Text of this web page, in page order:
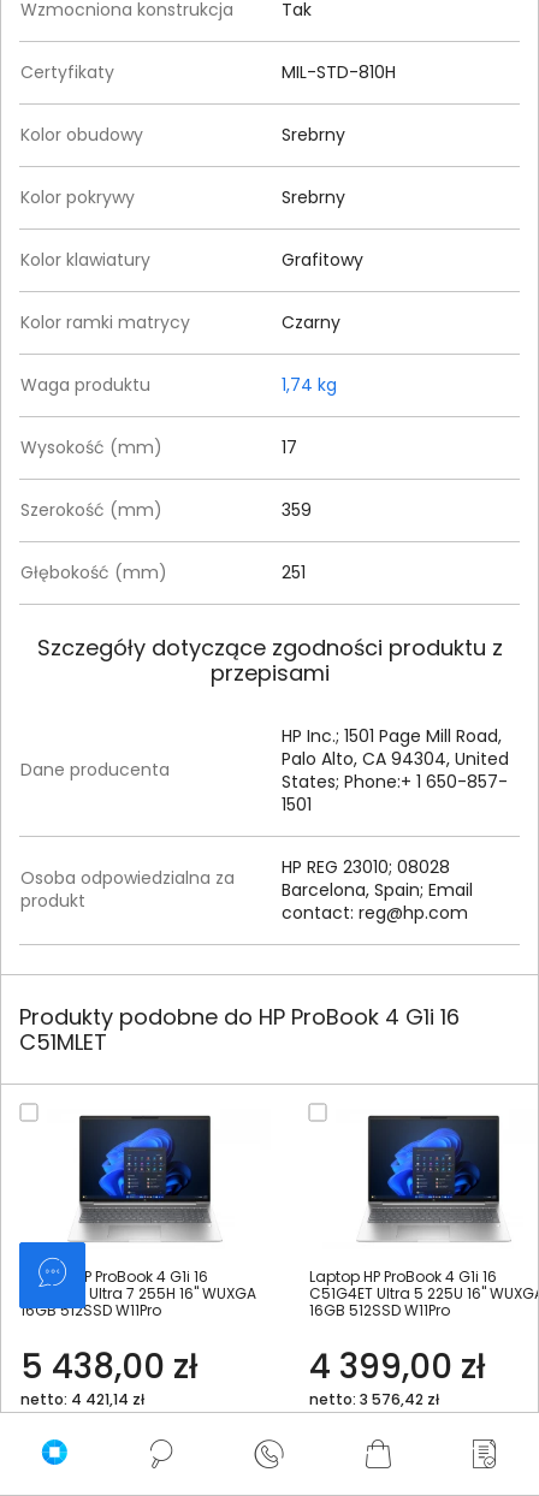
Wzmocniona konstrukcja Tak
Certyfikaty MIL-STD-810H
Kolor obudowy Srebrny
Kolor pokrywy Srebrny
Kolor klawiatury Grafitowy
Kolor ramki matrycy Czarny
Waga produktu 1,74 kg
Wysokość (mm) 17
Szerokość (mm) 359
Głębokość (mm) 251
Szczegóły dotyczące zgodności produktu z
przepisami
Dane producenta
HP Inc.; 1501 Page Mill Road,
Palo Alto, CA 94304, United
States; Phone:+ 1 650-857-
1501
Osoba odpowiedzialna za
produkt
HP REG 23010; 08028
Barcelona, Spain; Email
contact: reg@hp.com
Produkty podobne do HP ProBook 4 G1i 16
C51MLET
Laptop HP ProBook 4 G1i 16
C51MQET Ultra 7 255H 16" WUXGA
16GB 512SSD W11Pro
5 438,00 zł
netto: 4 421,14 zł
Włóż do torby
Laptop HP ProBook 4 G1i 16
C51G4ET Ultra 5 225U 16"
16GB 512SSD W11Pro
4 399,00 zł
netto: 3 576,42 zł
Włóż do torby